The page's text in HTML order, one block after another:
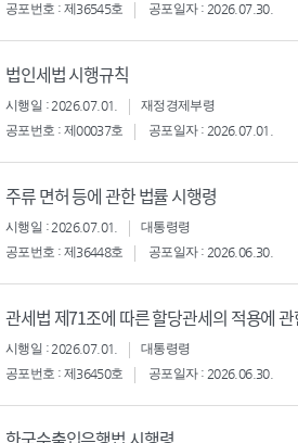
공포번호 : 제36545호
공포일자 : 2026.07.30.
법인세법 시행규칙
시행일 : 2026.07.01.
재정경제부령
공포번호 : 제00037호
공포일자 : 2026.07.01.
주류 면허 등에 관한 법률 시행령
시행일 : 2026.07.01.
대통령령
공포번호 : 제36448호
공포일자 : 2026.06.30.
관세법 제71조에 따른 할당관세의 적용에
시행일 : 2026.07.01.
대통령령
공포번호 : 제36450호
공포일자 : 2026.06.30.